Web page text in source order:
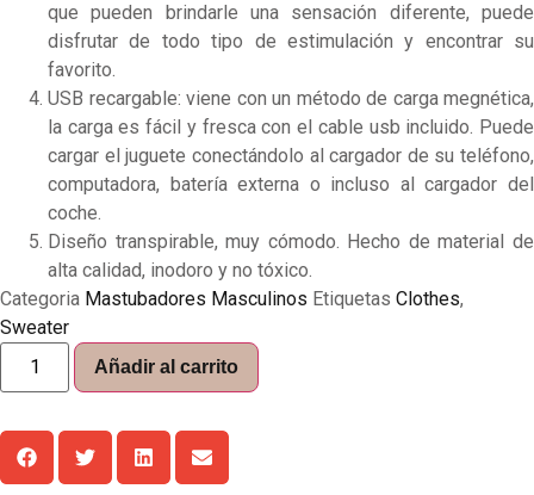
que pueden brindarle una sensación diferente, puede
disfrutar de todo tipo de estimulación y encontrar su
favorito.
USB recargable: viene con un método de carga megnética,
la carga es fácil y fresca con el cable usb incluido. Puede
cargar el juguete conectándolo al cargador de su teléfono,
computadora, batería externa o incluso al cargador del
coche.
Diseño transpirable, muy cómodo. Hecho de material de
alta calidad, inodoro y no tóxico.
Categoria Mastubadores Masculinos Etiquetas Clothes,
Sweater
Añadir al carrito